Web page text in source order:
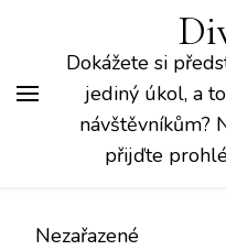
Dokážete si
jediný úkol, a
návštěvníkům?
přijďte
Nezařazené